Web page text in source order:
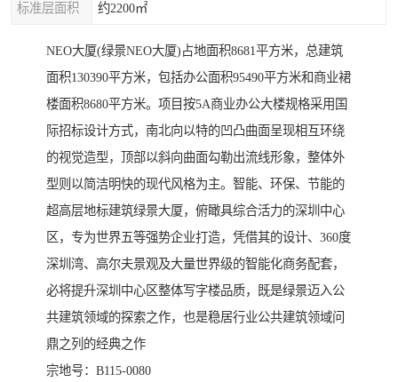
标准层面积 约2200㎡
NEO大厦(绿景NEO大厦)占地面积8681平方米，总建筑
面积130390平方米，包括办公面积95490平方米和商业裙
楼面积8680平方米。项目按5A商业办公大楼规格采用国
际招标设计方式，南北向以特的凹凸曲面呈现相互环绕
的视觉造型，顶部以斜向曲面勾勒出流线形象，整体外
型则以简洁明快的现代风格为主。智能、环保、节能的
超高层地标建筑绿景大厦，俯瞰具综合活力的深圳中心
区，专为世界五等强势企业打造，凭借其的设计、360度
深圳湾、高尔夫景观及大量世界级的智能化商务配套，
必将提升深圳中心区整体写字楼品质，既是绿景迈入公
共建筑领域的探索之作，也是稳居行业公共建筑领域问
鼎之列的经典之作
宗地号：B115-0080